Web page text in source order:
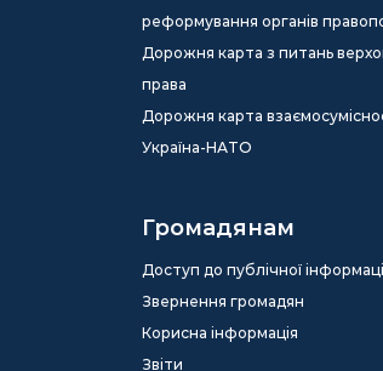
реформування органів
Дорожня карта з питань
права
Дорожня карта
Україна-НАТО
Громадянам
Доступ до публічної
Звернення громадян
Корисна інформація
Звіти